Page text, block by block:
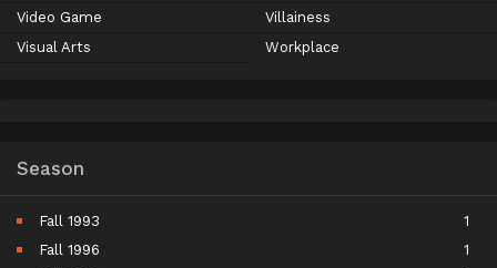
Video Game
Villainess
Visual Arts
Workplace
Season
Fall 1993
1
Fall 1996
1